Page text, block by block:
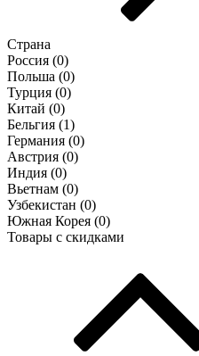
Страна
Россия (0)
Польша (0)
Турция (0)
Китай (0)
Бельгия (1)
Германия (0)
Австрия (0)
Индия (0)
Вьетнам (0)
Узбекистан (0)
Южная Корея (0)
Товары с скидками